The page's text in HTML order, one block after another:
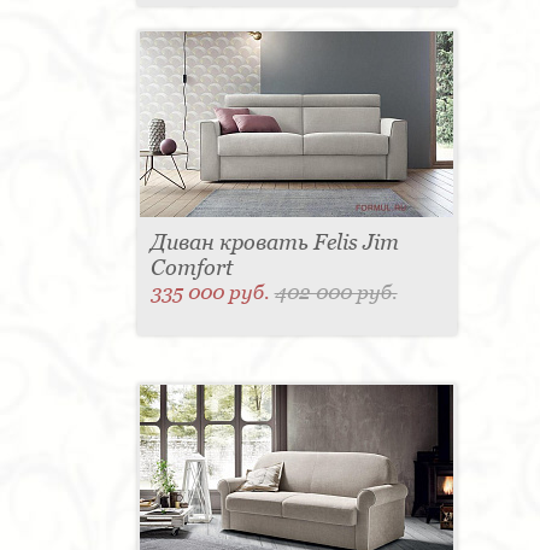
Диван кровать Felis Jim
Comfort
335 000 руб.402 000 руб.